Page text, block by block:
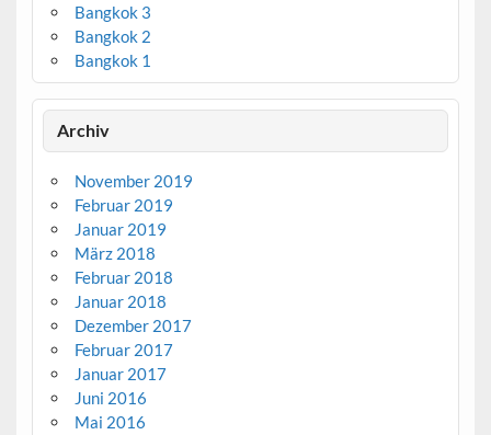
Bangkok 3
Bangkok 2
Bangkok 1
Archiv
November 2019
Februar 2019
Januar 2019
März 2018
Februar 2018
Januar 2018
Dezember 2017
Februar 2017
Januar 2017
Juni 2016
Mai 2016